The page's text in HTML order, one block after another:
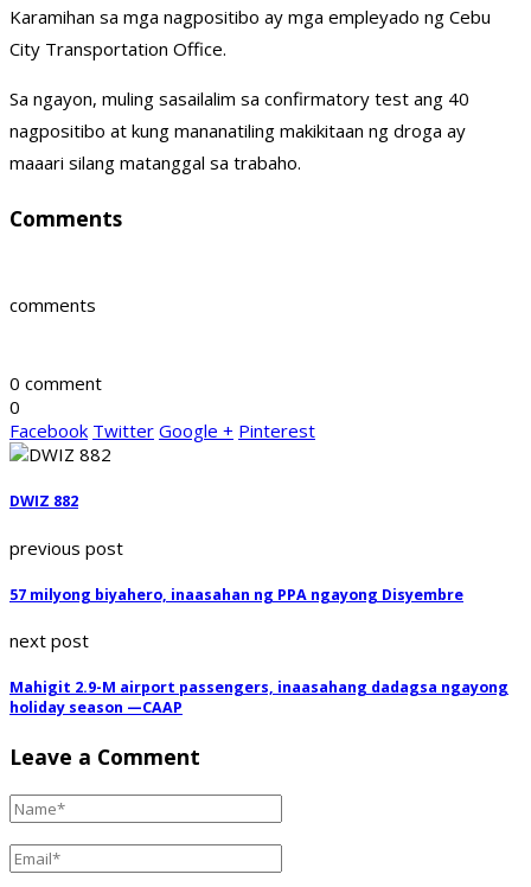
Karamihan sa mga nagpositibo ay mga empleyado ng Cebu
City Transportation Office.
Sa ngayon, muling sasailalim sa confirmatory test ang 40
nagpositibo at kung mananatiling makikitaan ng droga ay
maaari silang matanggal sa trabaho.
Comments
comments
0 comment
0
Facebook Twitter Google + Pinterest
DWIZ 882
previous post
57 milyong biyahero, inaasahan ng PPA ngayong Disyembre
next post
Mahigit 2.9-M airport passengers, inaasahang dadagsa ngayong
holiday season —CAAP
Leave a Comment